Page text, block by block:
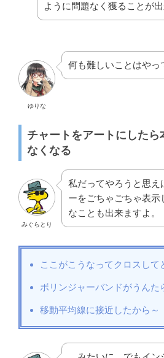
ように問題なく獲ることが出
ゆりな
何も難しいことはやっ
チャートをアートにしたら
なくなる
みぐらとり
私だってやろうと思え
ーをごちゃごちゃ表示
なことも出来ますよ。
ここがこうなってクロスして
ボリンジャーバンドがうんた
移動平均線に接近したから～